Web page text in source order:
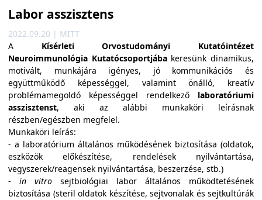
Labor asszisztens
2022.09.20 | MITT
A Kísérleti Orvostudományi Kutatóintézet
Neuroimmunológia Kutatócsoportjábakeresünk dinamikus,
motivált, munkájára igényes, jó kommunikációs és
együttműködő képességgel, valamint önálló, kreatív
problémamegoldó képességgel rendelkező laboratóriumi
asszisztenst, aki az alábbi munkaköri leírásnak
részben/egészben megfelel.
Munkaköri leírás:
- a laboratórium általános működésének biztosítása (oldatok,
eszközök előkészítése, rendelések nyilvántartása,
vegyszerek/reagensek nyilvántartása, beszerzése, stb.)
- in vitro sejtbiológiai labor általános működtetésének
biztosítása (steril oldatok készítése, sejtvonalak és sejtkultúrák